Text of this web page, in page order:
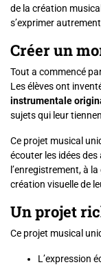
de la création
s’exprimer
Créer un
Tout a commencé
Les élèves ont
instrumentale
sujets qui leur
Ce projet musical
écouter les idées
l’enregistrement, à
création visuelle de
Un projet
Ce projet musical
L’expression